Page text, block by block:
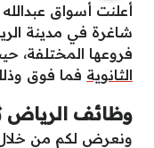
أعلنت أسواق
شاغرة في مدينة
فروعها المختلفة،
الثانوية فما فوق
وظائف الرياض
ونعرض لكم من